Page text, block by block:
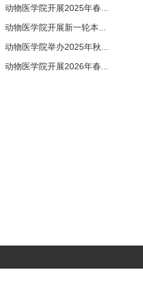
动物医学院开展2025年春...
动物医学院开展新一轮本...
动物医学院举办2025年秋...
动物医学院开展2026年春...